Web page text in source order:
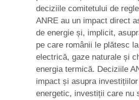
deciziile comitetului de
ANRE au un impact direct
de energie și, implicit,
pe care românii le plătesc
electrică, gaze naturale și
energia termică. Deciziile
impact și asupra
energetic, investiții care nu